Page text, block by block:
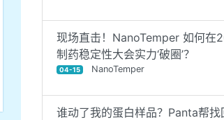
现场直击！NanoTemper 如何在
制药稳定性大会实力‘破圈’？
04-15 NanoTemper
谁动了我的蛋白样品？Panta帮找